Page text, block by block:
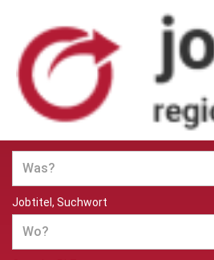
Jobs und Stellenangebote in
Berlin
Jobtitel, Suchwort